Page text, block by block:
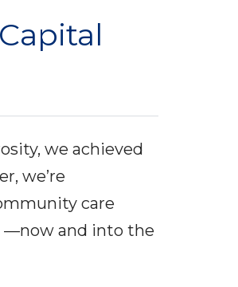
we achieved
we’re
care
—now and into the